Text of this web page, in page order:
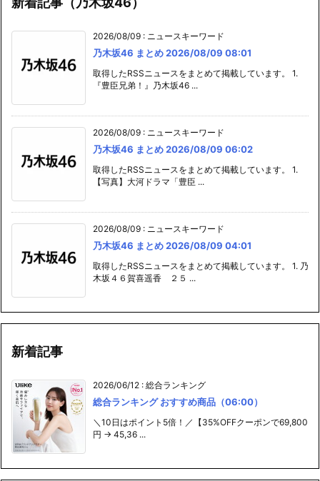
2026/08/09 : ニュースキーワード
乃木坂46 まとめ 2026/08/09 08:01
取得したRSSニュースをまとめて掲載しています。 1.
『豊臣兄弟！』乃木坂46 ...
2026/08/09 : ニュースキーワード
乃木坂46 まとめ 2026/08/09 06:02
取得したRSSニュースをまとめて掲載しています。 1.
【写真】大河ドラマ「豊臣 ...
2026/08/09 : ニュースキーワード
乃木坂46 まとめ 2026/08/09 04:01
取得したRSSニュースをまとめて掲載しています。 1. 乃
木坂４６賀喜遥香 ２５ ...
新着記事
2026/06/12 : 総合ランキング
総合ランキング おすすめ商品（06:00）
＼10日はポイント5倍！／【35%OFFクーポンで69,800
円 → 45,36 ...